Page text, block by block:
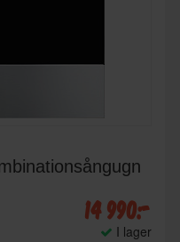
14 990:-
I lager